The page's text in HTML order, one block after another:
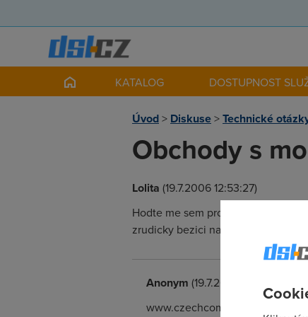
KATALOG DOSTUPNOST
Úvod> Diskuse>Technické
Obchody s
Lolita (19.7.2006 12:53:27)
Hodte me sem prosim linky na
zrudicky bezici na siemens santis
Anonym (19.7.2006 13:10:33)
www.czechcomputer.cz